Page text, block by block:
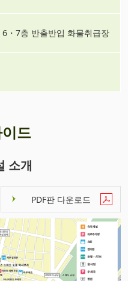
・7층 반출반입 화물취급장
드
소개
PDF판 다운로드